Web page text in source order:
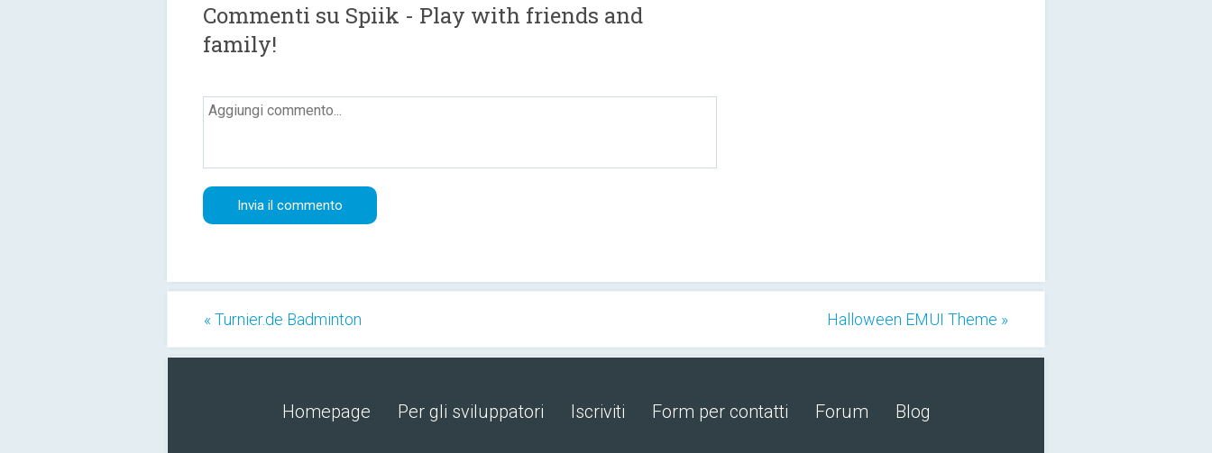
Commenti su Spiik - Play with friends and
family!
« Turnier.de Badminton Halloween EMUI Theme »
Homepage Per gli sviluppatori Iscriviti Form per contatti Forum Blog